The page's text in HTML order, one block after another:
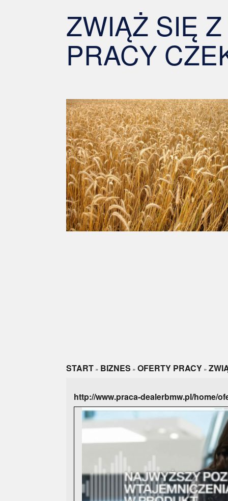
ZWIĄŻ SIĘ
PRACY
START » BIZNES » OFERTY PRACY »
http://www.praca-dealerbmw.pl/home/